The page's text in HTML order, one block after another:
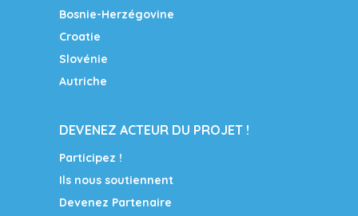
Bosnie-Herzégovine
Croatie
Slovénie
Autriche
DEVENEZ ACTEUR DU PROJET !
Participez !
Ils nous soutiennent
Devenez Partenaire